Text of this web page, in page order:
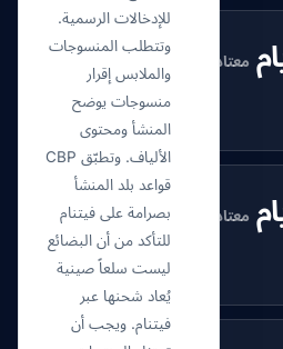
معتاد
معتاد
للإدخالات الرسمية.
وتتطلب المنسوجات
والملابس إقرار
منسوجات يوضح
المنشأ ومحتوى
الألياف. وتطبّق CBP
قواعد بلد المنشأ
بصرامة على فيتنام
للتأكد من أن البضائع
ليست سلعاً صينية
يُعاد شحنها عبر
فيتنام. ويجب أن